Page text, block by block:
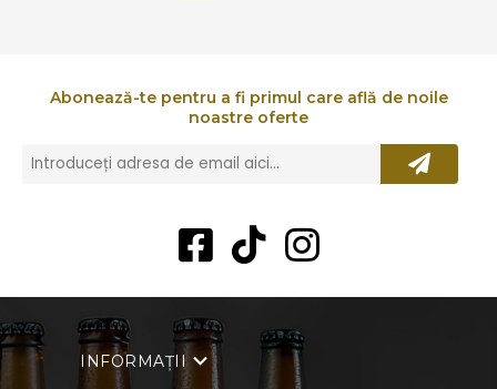
Abonează-te pentru a fi primul care află de noile
noastre oferte
INFORMAȚII